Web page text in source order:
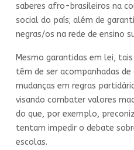
saberes afro-brasileiros na
social do país; além de
negras/os na rede de ensino
Mesmo garantidas em lei,
têm de ser acompanhadas
mudanças em regras
visando combater valores
do que, por exemplo,
tentam impedir o debate
escolas.